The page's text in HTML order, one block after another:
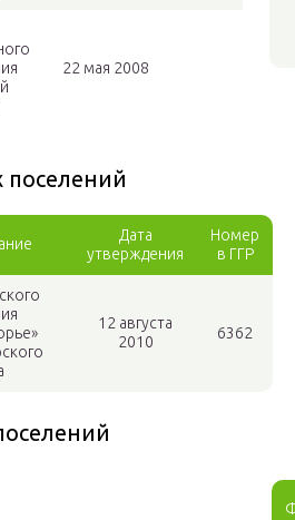
22 мая 2008
поселений
Дата
утверждения
Номер
в ГГР
12 августа
2010
6362